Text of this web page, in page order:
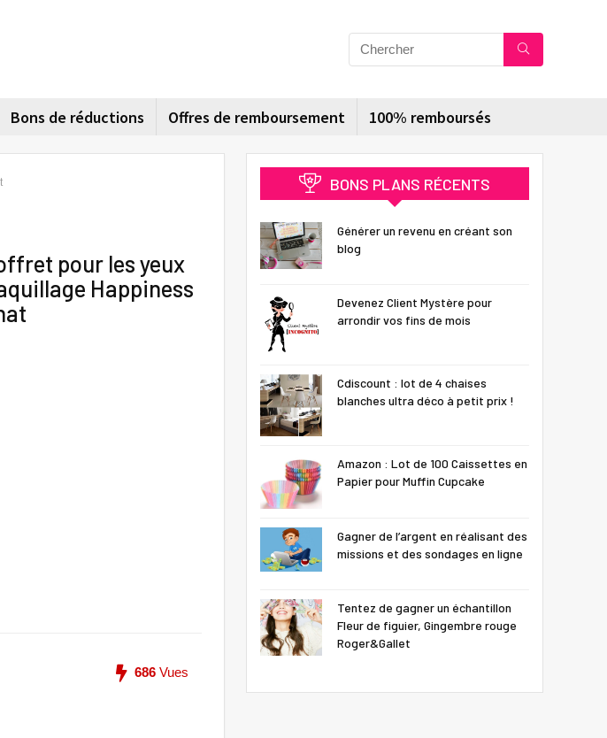
Bons de réductions Offres de remboursement 100% remboursés
pour les yeux
Happiness
686 Vues
BONS PLANS RÉCENTS
Générer un revenu en créant son
blog
Devenez Client Mystère pour
arrondir vos fins de mois
Cdiscount : lot de 4 chaises
blanches ultra déco à petit prix !
Amazon : Lot de 100 Caissettes en
Papier pour Muffin Cupcake
Gagner de l’argent en réalisant des
missions et des sondages en ligne
Tentez de gagner un échantillon
Fleur de figuier, Gingembre rouge
Roger&Gallet